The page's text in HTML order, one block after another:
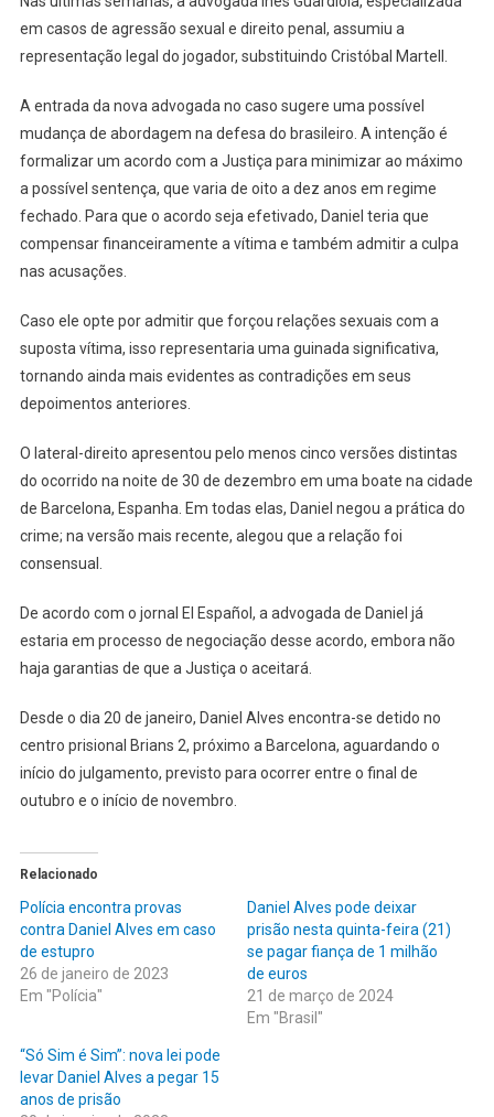
em casos de agressão sexual e direito penal, assumiu a
representação legal do jogador, substituindo Cristóbal Martell.
A entrada da nova advogada no caso sugere uma possível
mudança de abordagem na defesa do brasileiro. A intenção é
formalizar um acordo com a Justiça para minimizar ao máximo
a possível sentença, que varia de oito a dez anos em regime
fechado. Para que o acordo seja efetivado, Daniel teria que
compensar financeiramente a vítima e também admitir a culpa
nas acusações.
Caso ele opte por admitir que forçou relações sexuais com a
suposta vítima, isso representaria uma guinada significativa,
tornando ainda mais evidentes as contradições em seus
depoimentos anteriores.
O lateral-direito apresentou pelo menos cinco versões distintas
do ocorrido na noite de 30 de dezembro em uma boate na cidade
de Barcelona, Espanha. Em todas elas, Daniel negou a prática do
crime; na versão mais recente, alegou que a relação foi
consensual.
De acordo com o jornal El Español, a advogada de Daniel já
estaria em processo de negociação desse acordo, embora não
haja garantias de que a Justiça o aceitará.
Desde o dia 20 de janeiro, Daniel Alves encontra-se detido no
centro prisional Brians 2, próximo a Barcelona, aguardando o
início do julgamento, previsto para ocorrer entre o final de
outubro e o início de novembro.
Relacionado
Polícia encontra provas
contra Daniel Alves em caso
de estupro
26 de janeiro de 2023
Em "Polícia"
Daniel Alves pode deixar
prisão nesta quinta-feira (21)
se pagar fiança de 1 milhão
de euros
21 de março de 2024
Em "Brasil"
“Só Sim é Sim”: nova lei pode
levar Daniel Alves a pegar 15
anos de prisão